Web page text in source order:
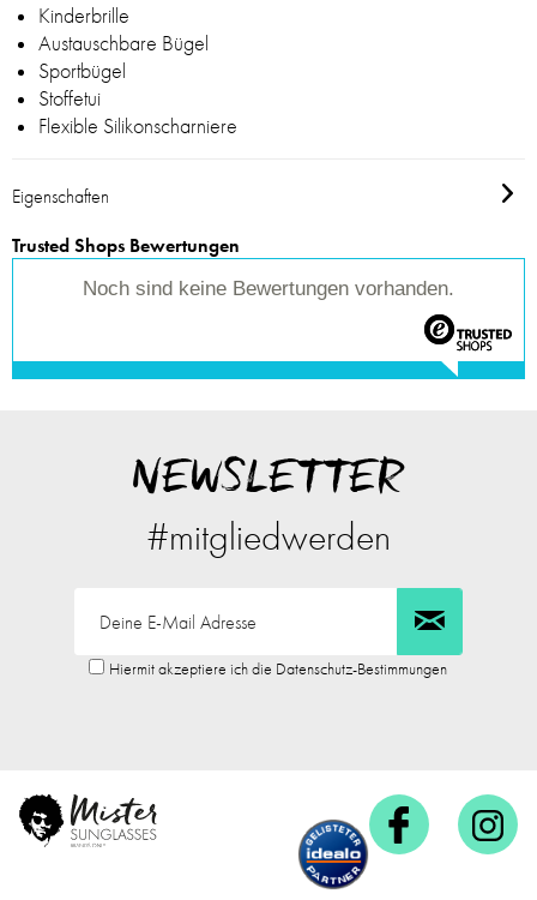
Kinderbrille
Austauschbare Bügel
Sportbügel
Stoffetui
Flexible Silikonscharniere
Eigenschaften
Trusted Shops Bewertungen
Noch sind keine Bewertungen vorhanden.
NEWSLETTER
#mitgliedwerden
Hiermit akzeptiere ich die Datenschutz-Bestimmungen